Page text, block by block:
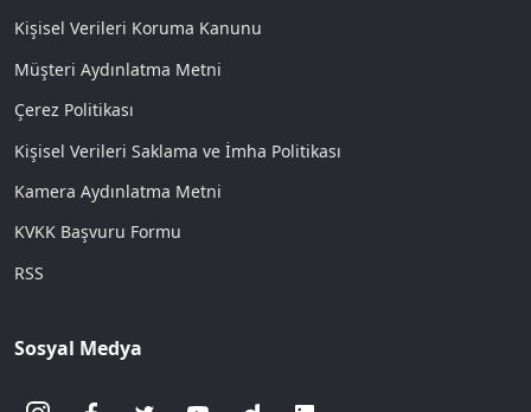
Kişisel Verileri Koruma Kanunu
Müşteri Aydınlatma Metni
Çerez Politikası
Kişisel Verileri Saklama ve İmha Politikası
Kamera Aydınlatma Metni
KVKK Başvuru Formu
RSS
Sosyal Medya